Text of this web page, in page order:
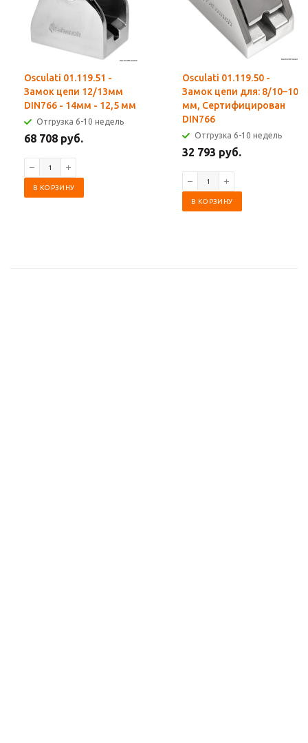
Osculati 01.119.51 -
Замок цепи 12/13мм
DIN766 - 14мм - 12,5 мм
Отгрузка 6-10 недель
68 708 руб.
В КОРЗИНУ
Osculati 01.119.50 -
Замок цепи для: 8/10–10
мм, Сертифицирован
DIN766
Отгрузка 6-10 недель
32 793 руб.
В КОРЗИНУ